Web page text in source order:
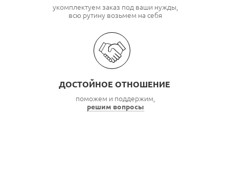
укомплектуем заказ под ваши нужды,
всю рутину возьмем на себя
ДОСТОЙНОЕ ОТНОШЕНИЕ
поможем и поддержим,
решим вопросы